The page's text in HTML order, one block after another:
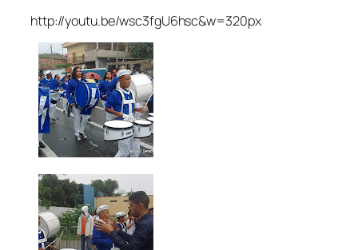
http://youtu.be/wsc3fgU6hsc&w=320px